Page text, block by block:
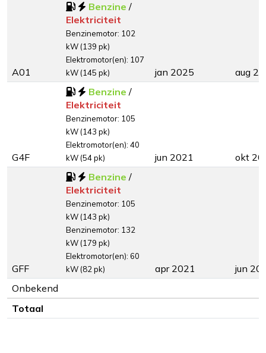
A01
Benzine /
Elektriciteit
Benzinemotor: 102
kW (139 pk)
Elektromotor(en): 107
kW (145 pk)
jan 2025 aug
G4F
Benzine /
Elektriciteit
Benzinemotor: 105
kW (143 pk)
Elektromotor(en): 40
kW (54 pk)
jun 2021 okt
GFF
Benzine /
Elektriciteit
Benzinemotor: 105
kW (143 pk)
Benzinemotor: 132
kW (179 pk)
Elektromotor(en): 60
kW (82 pk)
apr 2021
jun
Onbekend
Totaal